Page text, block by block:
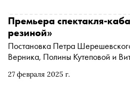
История о неудавшейся продаже
презервативов из фарса с
превращается в щемящий рассказ
несбывшихся мечтах. «Сноб»
Коваленко о его роли, о том,
не просто наследством, а
27 февраля 2025 г.
Премьера спектакля-
резиной»
Постановка Петра
Верника, Полины Кутеповой и